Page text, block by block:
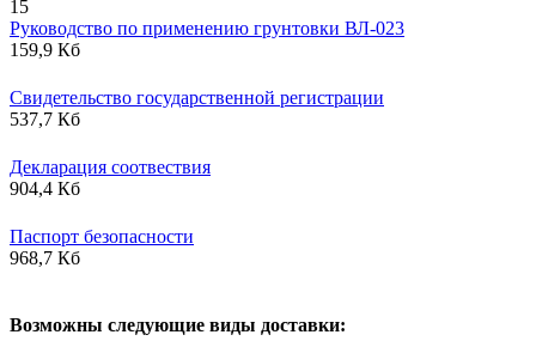
15
Руководство по применению грунтовки ВЛ-023
159,9 Кб
Свидетельство государственной регистрации
537,7 Кб
Декларация соотвествия
904,4 Кб
Паспорт безопасности
968,7 Кб
Возможны следующие виды доставки: